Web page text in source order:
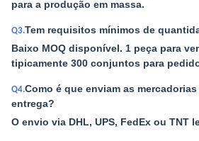
para a produção em massa.
Q3.Tem requisitos mínimos de
Baixo MOQ disponível. 1 peça para
tipicamente 300 conjuntos para
Q4.Como é que enviam as
entrega?
O envio via DHL, UPS, FedEx ou TNT